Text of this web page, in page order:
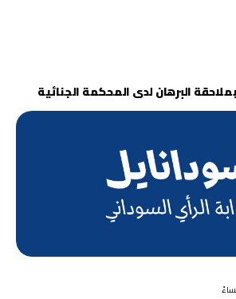
البرهان لدى المحكمة الجنائية